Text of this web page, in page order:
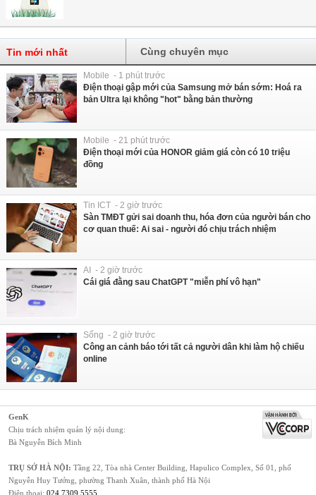
Tin mới nhất Cùng chuyên mục
Mobile - 1 phút trước
Điện thoại gập mới của Samsung mở bán sớm: Hoá ra
bản Ultra lại không "hot" bằng bản thường
Mobile - 21 phút trước
Điện thoại mới của HONOR giảm giá còn có 10 triệu
đồng
Tin ICT - 2 giờ trước
Sàn TMĐT gửi sai doanh thu, hóa đơn của người bán cho
cơ quan thuế: Ai sai - người đó chịu trách nhiệm
AI - 2 giờ trước
Cái giá đằng sau ChatGPT "miễn phí vô hạn"
Sống - 2 giờ trước
Công an cảnh báo tới tất cả người dân khi làm hộ chiếu
online
GenK
Chịu trách nhiệm quản lý nội dung:
Bà Nguyễn Bích Minh
TRỤ SỞ HÀ NỘI: Tầng 22, Tòa nhà Center Building, Hapulico Complex, Số 01, phố
Nguyễn Huy Tưởng, phường Thanh Xuân, thành phố Hà Nội
Điện thoại: 024 7309 5555